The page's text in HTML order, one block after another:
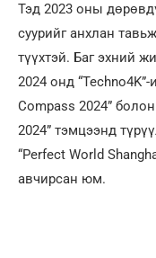
Тэд 2023 оны
суурийг анхлан
түүхтэй. Баг эхний
2024 онд
Compass 2024”
2024” тэмцээнд
“Perfect World
авчирсан юм.